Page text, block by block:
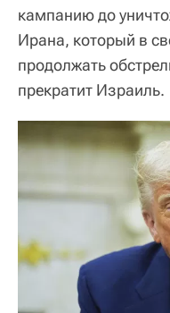
кампанию до
Ирана, который в
продолжать
прекратит Израиль.